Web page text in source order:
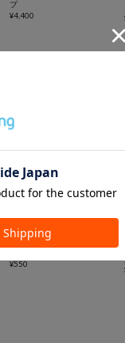
プ
¥4,400
SALE 
3COINS
¥550